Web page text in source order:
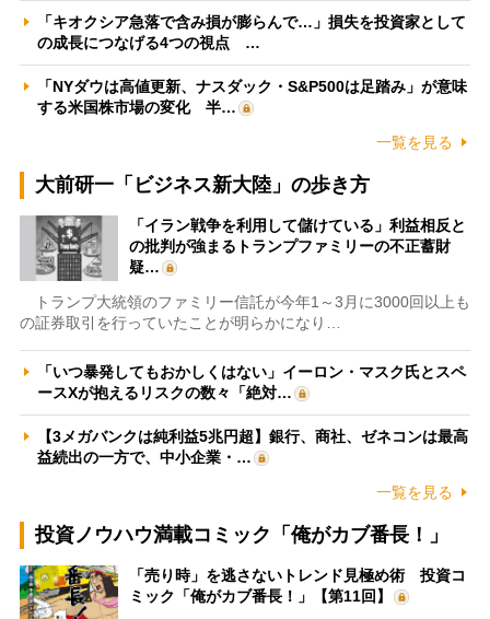
「キオクシア急落で含み損が膨らんで…」損失を投資家として
の成長につなげる4つの視点 …
「NYダウは高値更新、ナスダック・S&P500は足踏み」が意味
する米国株市場の変化 半…
一覧を見る
大前研一「ビジネス新大陸」の歩き方
「イラン戦争を利用して儲けている」利益相反と
の批判が強まるトランプファミリーの不正蓄財
疑…
トランプ大統領のファミリー信託が今年1～3月に3000回以上も
の証券取引を行っていたことが明らかになり…
「いつ暴発してもおかしくはない」イーロン・マスク氏とスペ
ースXが抱えるリスクの数々「絶対…
【3メガバンクは純利益5兆円超】銀行、商社、ゼネコンは最高
益続出の一方で、中小企業・…
一覧を見る
投資ノウハウ満載コミック「俺がカブ番長！」
「売り時」を逃さないトレンド見極め術 投資コ
ミック「俺がカブ番長！」【第11回】